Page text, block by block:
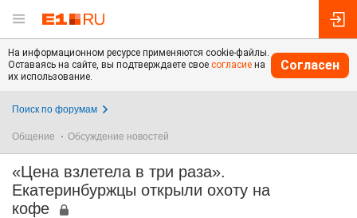
На информационном ресурсе применяются cookie-файлы.
Оставаясь на сайте, вы подтверждаете свое согласие на
их использование.
Согласен
Поиск по форумам
Общение Обсуждение новостей
«Цена взлетела в три раза».
Екатеринбуржцы открыли охоту на
кофе